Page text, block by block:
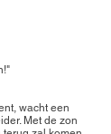
wacht een
Met de zon